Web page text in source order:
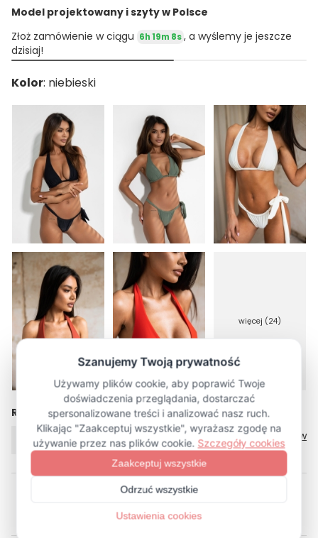
niż 30 dni, wyświetlana jest najniższa
cena od momentu, kiedy produkt
Model projektowany i szyty w Polsce
Złoż zamówienie w ciągu 6h 19m 8s, a wyślemy je jeszcze
dzisiaj!
Kolor
więcej (24)
Rozmiar
XS/S
M/L Tabela rozmiarów